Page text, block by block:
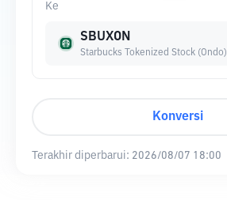
Ke
SBUXON
Starbucks Tokenized Stock (Ondo)
Konversi
Terakhir diperbarui: 2026/08/07 18:00